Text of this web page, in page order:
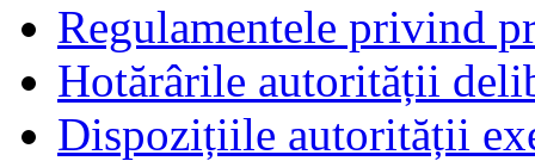
Regulamentele privind
Hotărârile autorității
Dispozițiile autorității